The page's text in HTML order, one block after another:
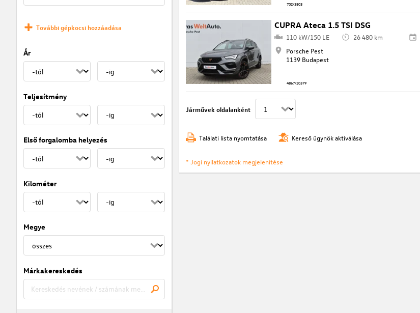
További gépkocsi hozzáadása
Ár
Teljesítmény
Első forgalomba helyezés
Kilométer
Megye
Márkakereskedés
702/3803
CUPRA Ateca 1.5 TSI DSG
110 kW/150 LE 26 480 km
Porsche Pest
1139 Budapest
4867/20579
Járművek oldalanként
Találati lista nyomtatása Kereső ügynök aktiválása
* Jogi nyilatkozatok megjelenítése